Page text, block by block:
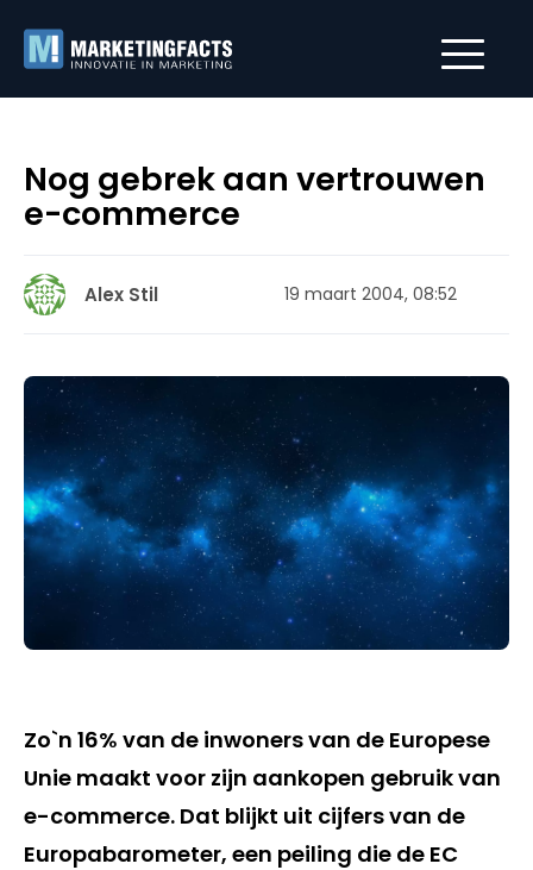
Nog gebrek aan vertrouwen
e-commerce
Alex Stil 19 maart 2004, 08:52
Zo`n 16% van de inwoners van de Europese
Unie maakt voor zijn aankopen gebruik van
e-commerce. Dat blijkt uit cijfers van de
Europabarometer, een peiling die de EC